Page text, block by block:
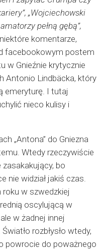
„Wojciechowski
pełną gębą”,
komentarze,
facebookowym postem
w Gnieźnie krytycznie
Antonio Lindbäcka, który
emeryturę. I tutaj
nieco kulisy i
„Antona” do Gniezna
Wtedy rzeczywiście
bo
nie widział jakiś czas.
roku w szwedzkiej
oscylującą w
w żadnej innej
rozbłysło wtedy,
powrocie do poważnego